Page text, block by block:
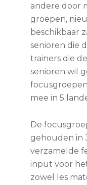
andere door
groepen,
beschikbaar
senioren die
trainers die
senioren wil
mee in 5
De
gehouden in
verzamelde
input voor
zowel les